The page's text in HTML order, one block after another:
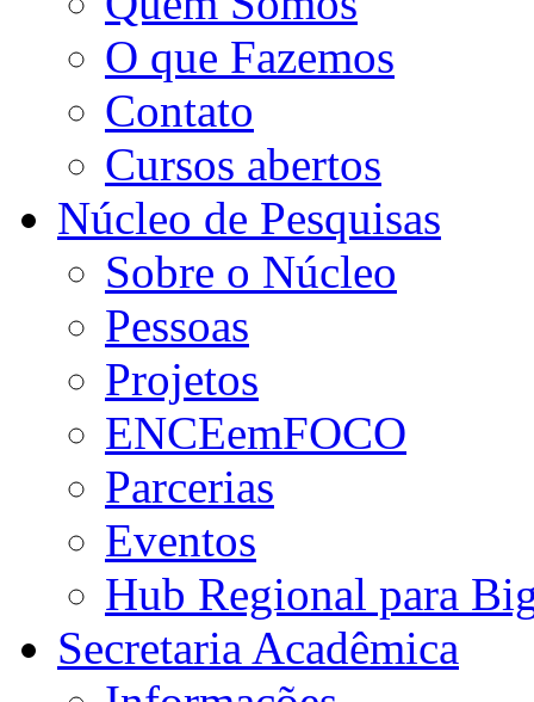
O que Fazemos
Contato
Cursos abertos
Núcleo de Pesquisas
Sobre o Núcleo
Pessoas
Projetos
ENCEemFOCO
Parcerias
Eventos
Hub Regional para
Secretaria Acadêmica